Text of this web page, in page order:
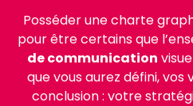
Posséder une charte
pour être certains que
de communication
que vous aurez défini, vos
conclusion : votre